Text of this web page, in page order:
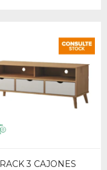
RACK 3 CAJONES